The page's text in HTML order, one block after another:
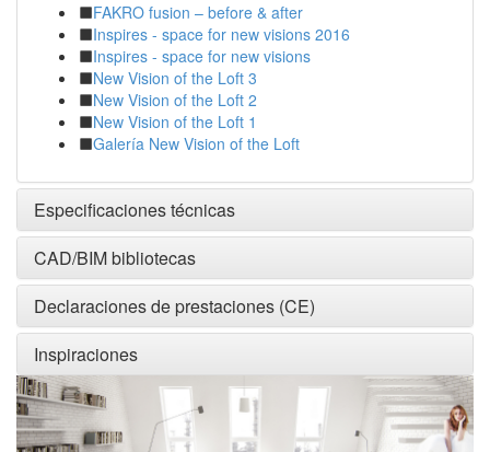
FAKRO fusion – before & after
Inspires - space for new visions 2016
Inspires - space for new visions
New Vision of the Loft 3
New Vision of the Loft 2
New Vision of the Loft 1
Galería New Vision of the Loft
Especificaciones técnicas
CAD/BIM bibliotecas
Declaraciones de prestaciones (CE)
Inspiraciones